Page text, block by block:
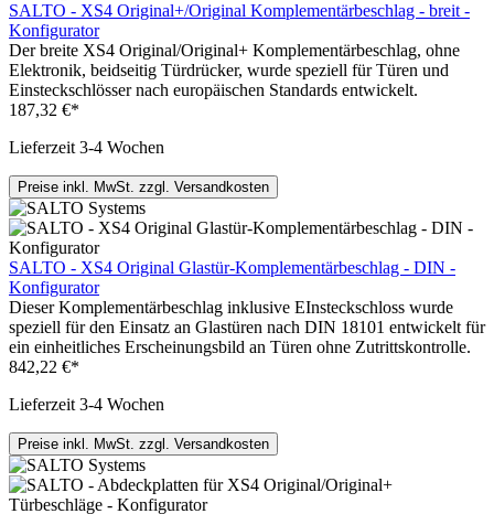
SALTO - XS4 Original+/Original Komplementärbeschlag - breit -
Konfigurator
Der breite XS4 Original/Original+ Komplementärbeschlag, ohne
Elektronik, beidseitig Türdrücker, wurde speziell für Türen und
Einsteckschlösser nach europäischen Standards entwickelt.
187,32 €*
Lieferzeit 3-4 Wochen
Preise inkl. MwSt. zzgl. Versandkosten
SALTO - XS4 Original Glastür-Komplementärbeschlag - DIN -
Konfigurator
Dieser Komplementärbeschlag inklusive EInsteckschloss wurde
speziell für den Einsatz an Glastüren nach DIN 18101 entwickelt für
ein einheitliches Erscheinungsbild an Türen ohne Zutrittskontrolle.
842,22 €*
Lieferzeit 3-4 Wochen
Preise inkl. MwSt. zzgl. Versandkosten